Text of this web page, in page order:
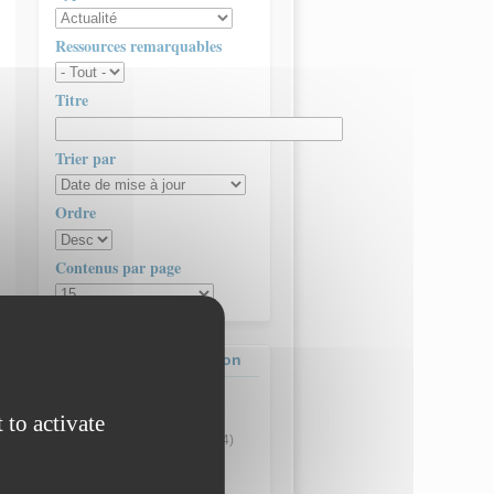
Ressources remarquables
Titre
Trier par
Ordre
Contenus par page
Contenus de la formation
Article(3)
(4)
to activate